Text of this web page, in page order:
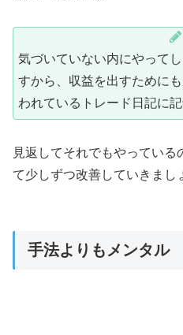
気づいていない内にやって
すから、収益を出すために
われているトレード日記に
見返してそれでもやってい
て少しずつ改善していきまし
手法よりもメンタル